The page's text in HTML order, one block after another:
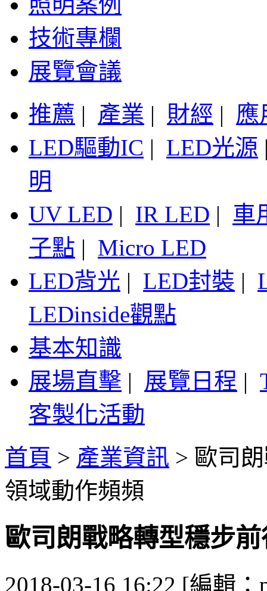
技術專欄
展覽會議
推薦 | 產業 | 財經 | 應
LED驅動IC | LED光源
明
UV LED | IR LED | 車
子點 | Micro LED
LED背光 | LED封裝 |
LEDinside觀點
基本知識
展場直擊 | 展覽日程 |
客製化活動
首頁 > 產業資訊 > 歐司
領域動作頻頻
歐司朗戰略轉型穩步
2018-03-16 16:22 [編輯：